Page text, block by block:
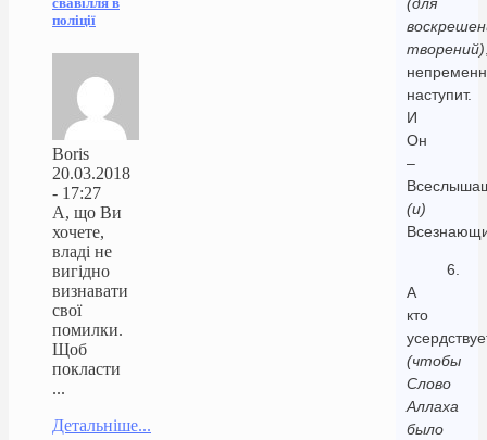
(для
творений)
наступит.
И
Он
–
(и)
6.
А
кто
(чтобы
Слово
Аллаха
было
поліції
Boris
20.03.2018
- 17:27
А, що Ви
хочете,
владі не
вигідно
визнавати
свої
помилки.
Щоб
покласти
...
Детальніше...